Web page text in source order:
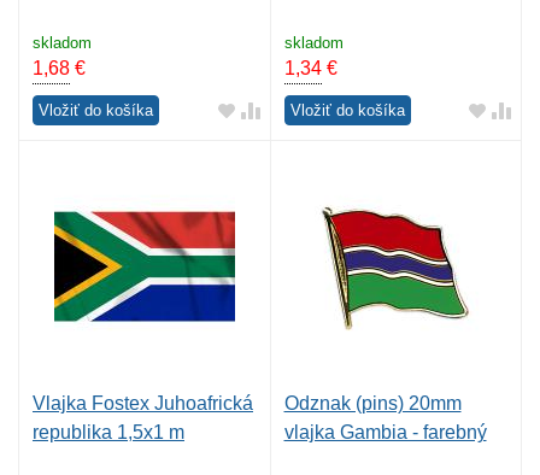
skladom
1,68 €
Vložiť do košíka
skladom
1,34€
Vložiť do košíka
Vlajka Fostex Juhoafrická
republika 1,5x1 m
Odznak (pins) 20mm
vlajka Gambia - farebný